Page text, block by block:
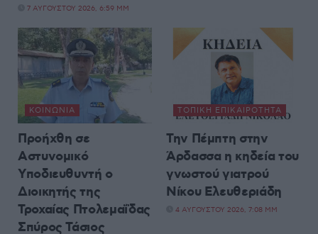
7 ΑΥΓΟΎΣΤΟΥ 2026, 6:59 ΜΜ
ΚΟΙΝΩΝΊΑ
Προήχθη σε
Αστυνομικό
Υποδιευθυντή ο
Διοικητής της
Τροχαίας Πτολεμαΐδας
Σπύρος Τάσιος
ΤΟΠΙΚΉ ΕΠΙΚΑΙΡΌΤΗΤΑ
Την Πέμπτη στην
Άρδασσα η κηδεία του
γνωστού γιατρού
Νίκου Ελευθεριάδη
4 ΑΥΓΟΎΣΤΟΥ 2026, 7:08 ΜΜ